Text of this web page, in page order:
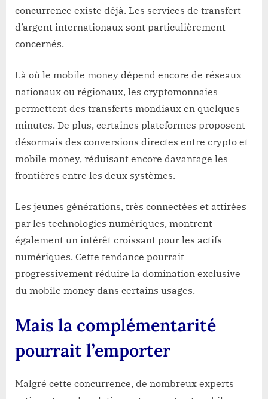
concurrence existe déjà. Les services de transfert
d’argent internationaux sont particulièrement
concernés.
Là où le mobile money dépend encore de réseaux
nationaux ou régionaux, les cryptomonnaies
permettent des transferts mondiaux en quelques
minutes. De plus, certaines plateformes proposent
désormais des conversions directes entre crypto et
mobile money, réduisant encore davantage les
frontières entre les deux systèmes.
Les jeunes générations, très connectées et attirées
par les technologies numériques, montrent
également un intérêt croissant pour les actifs
numériques. Cette tendance pourrait
progressivement réduire la domination exclusive
du mobile money dans certains usages.
Mais la complémentarité
pourrait l’emporter
Malgré cette concurrence, de nombreux experts